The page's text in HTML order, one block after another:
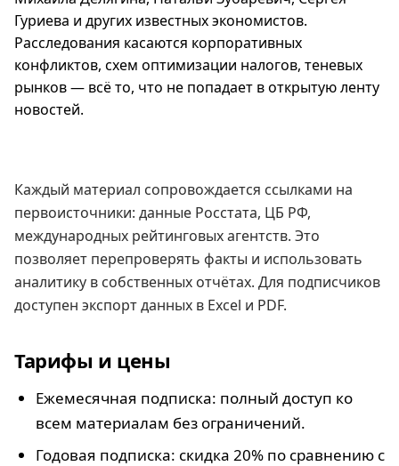
Гуриева и других известных экономистов.
Расследования касаются корпоративных
конфликтов, схем оптимизации налогов, теневых
рынков — всё то, что не попадает в открытую ленту
новостей.
Каждый материал сопровождается ссылками на
первоисточники: данные Росстата, ЦБ РФ,
международных рейтинговых агентств. Это
позволяет перепроверять факты и использовать
аналитику в собственных отчётах. Для подписчиков
доступен экспорт данных в Excel и PDF.
Тарифы и цены
Ежемесячная подписка: полный доступ ко
всем материалам без ограничений.
Годовая подписка: скидка 20% по сравнению с